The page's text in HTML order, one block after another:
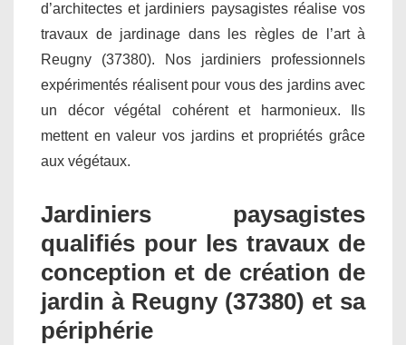
d’architectes et jardiniers paysagistes réalise vos
travaux de jardinage dans les règles de l’art à
Reugny (37380). Nos jardiniers professionnels
expérimentés réalisent pour vous des jardins avec
un décor végétal cohérent et harmonieux. Ils
mettent en valeur vos jardins et propriétés grâce
aux végétaux.
Jardiniers paysagistes
qualifiés pour les travaux de
conception et de création de
jardin à Reugny (37380) et sa
périphérie